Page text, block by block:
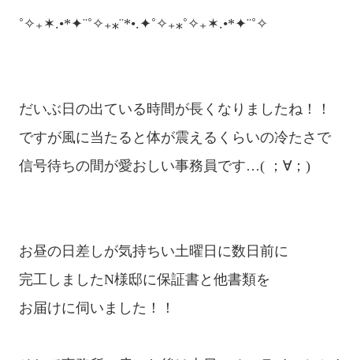
˚✧₊✶.•*✦¨˚✧₊⁎¨*•.✦˚✧₊⁎˚✧₊✶.•*✦¨˚✧
だいぶ日の出ている時間が長くなりましたね！！
ですが風に当たると体が震えるくらいの冷たさで
信号待ちの間が愛おしい事務員です…( ；∀；)
お昼の日差しが気持ちい土曜日に数日前に
完工しましたN様邸に保証書と他書類を
お届けに伺いました！！